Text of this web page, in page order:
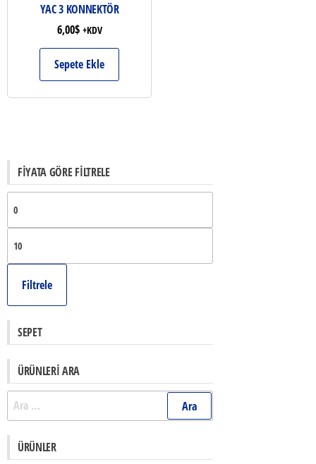
YAC 3 KONNEKTÖR
6,00$ +KDV
Sepete Ekle
FIYATA GÖRE FILTRELE
düşük
yüksek
Filtrele
SEPET
ÜRÜNLERI ARA
Arama:
ÜRÜNLER